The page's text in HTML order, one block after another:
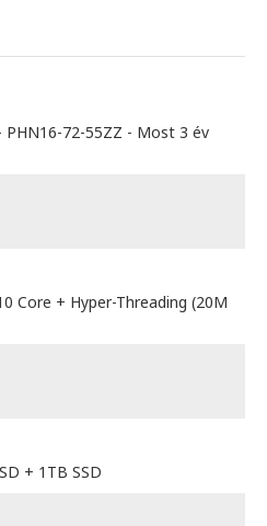
72-55ZZ - Most 3 év
Core + Hyper-Threading (20M
+ 1TB SSD